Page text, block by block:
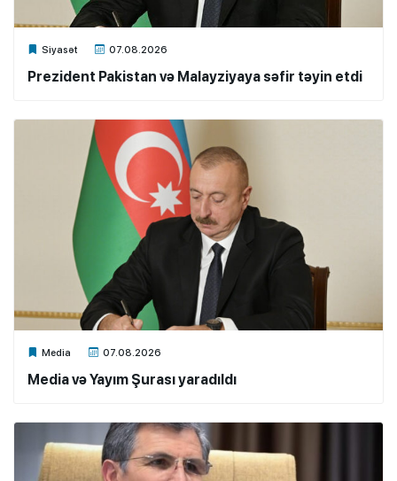
Siyasət 07.08.2026
Xalq.Online
Prezident Pakistan və Malayziyaya səfir təyin etdi
Media 07.08.2026
Xalq.Online
Media və Yayım Şurası yaradıldı